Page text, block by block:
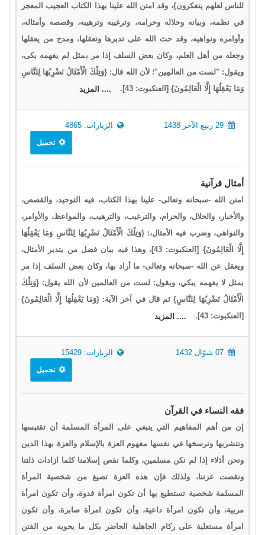
للناس لعلهم يتفكرون}، وقد امتن الله علينا بهذا الكتاب العجيب المعجز
في نظمه، وبيانه وحلاله وحرامه، وترغيبه وترهيبه، وقصصه وأمثاله،
وأوامره ونواهيه، وقد حث الله على تدبرها وتعقلها، ومدح من يعقلها
وجعله من أهل العلم، وكان بعض السلف إذا مر بمثل لم يفهمه بكى،
ويقول: "لست من العالمِين"؛ لأن الله قال: {وَتِلْكَ الْأَمْثَالُ نَضْرِبُهَا لِلنَّاسِ
وَمَا يَعْقِلُهَا إِلَّا الْعَالِمُونَ} [العنكبوت: 43].
.... المزيد
الزيارات: 4865
تحميل
أمثال قرآنية
امتن الله -سبحانه وتعالى- علينا بهذا الكتاب، فيه التوحيد، والقصص،
والأخبار، والحلال، والحرام، والترغيب، والترهيب، والمواعظ، والأوامر،
والنواهي، وضرب فيه الأمثال،: {وَتِلْكَ الْأَمْثَالُ نَضْرِبُهَا لِلنَّاسِ وَمَا يَعْقِلُهَا
إِلَّا الْعَالِمُونَ} [العنكبوت: 43]، وهذا فيه بيان فضل من يتدبر الأمثال،
ويعقل عن الله -سبحانه وتعالى- ما أراد بها، وكان بعض السلف إذا مر
بمثل لا يفهمه يبكي، ويقول: لست من العالمين لأن الله يقول: {وَتِلْكَ
الْأَمْثَالُ نَضْرِبُهَا لِلنَّاسِ} ثم قال في آخر الآية: {وَمَا يَعْقِلُهَا إِلَّا الْعَالِمُونَ}
[العنكبوت: 43].
.... المزيد
الزيارات: 15429
تحميل
فقه النساء في القرآن
إن من أهم المفاهيم التي ينبغي على المرأة المسلمة أن تقتبسها
وتتشربها وترسخها في نفسها مفهوم العزة بالإسلام والعزة بهذا الدين
ونحن أذلاء إذا لم نكن مسلمين، وكلما نقص إسلامنا كلما ازادات ذلتنا
ونقصت عزتنا، ولذلك فإن هذه العزة تصيغ من شخصية المرأة
المسلمة شخصية تستطيع بها أن تكون امرأة قدوة، وأن تكون امرأة
مربية، وأن تكون امرأة داعية، وأن تكون امرأة صابرة، وأن تكون
امرأة مستعلية على ركام الجاهلية الحاضر بكل ما يحويه من الفتن